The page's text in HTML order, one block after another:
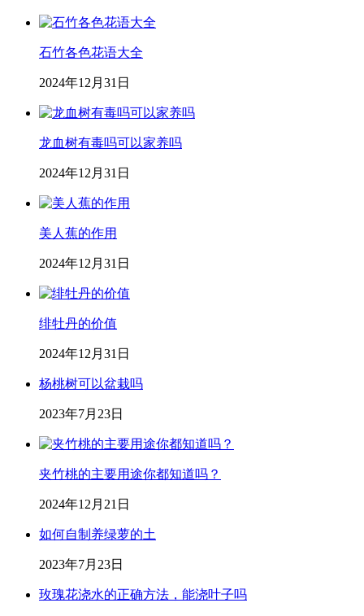
石竹各色花语大全
2024年12月31日
龙血树有毒吗可以家养吗
2024年12月31日
美人蕉的作用
2024年12月31日
绯牡丹的价值
2024年12月31日
杨桃树可以盆栽吗
2023年7月23日
夹竹桃的主要用途你都知道吗？
2024年12月21日
如何自制养绿萝的土
2023年7月23日
玫瑰花浇水的正确方法，能浇叶子吗